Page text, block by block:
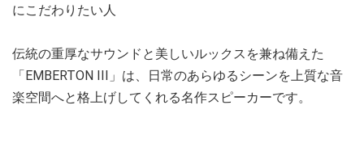
にこだわりたい人
伝統の重厚なサウンドと美しいルックスを兼ね備えた
「EMBERTON III」は、日常のあらゆるシーンを上質な音
楽空間へと格上げしてくれる名作スピーカーです。